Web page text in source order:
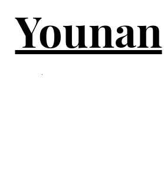
Younan
.